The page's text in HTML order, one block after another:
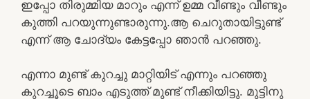
ഇപ്പോ തിരുമ്മിയ മാറും എന്ന് ഉമ്മ വീണ്ടും വീണ്ടും
കുത്തി പറയുന്നുണ്ടാരുന്നു.ആ ചെറുതായിട്ടുണ്ട്
എന്ന് ആ ചോദ്യം കേട്ടപ്പോ ഞാൻ പറഞ്ഞു.
എന്നാ മുണ്ട് കുറച്ചു മാറ്റിയിട് എന്നും പറഞ്ഞു
കുറച്ചൂടെ ബാം എടുത്ത് മുണ്ട് നീക്കിയിട്ടു. മുട്ടിനു